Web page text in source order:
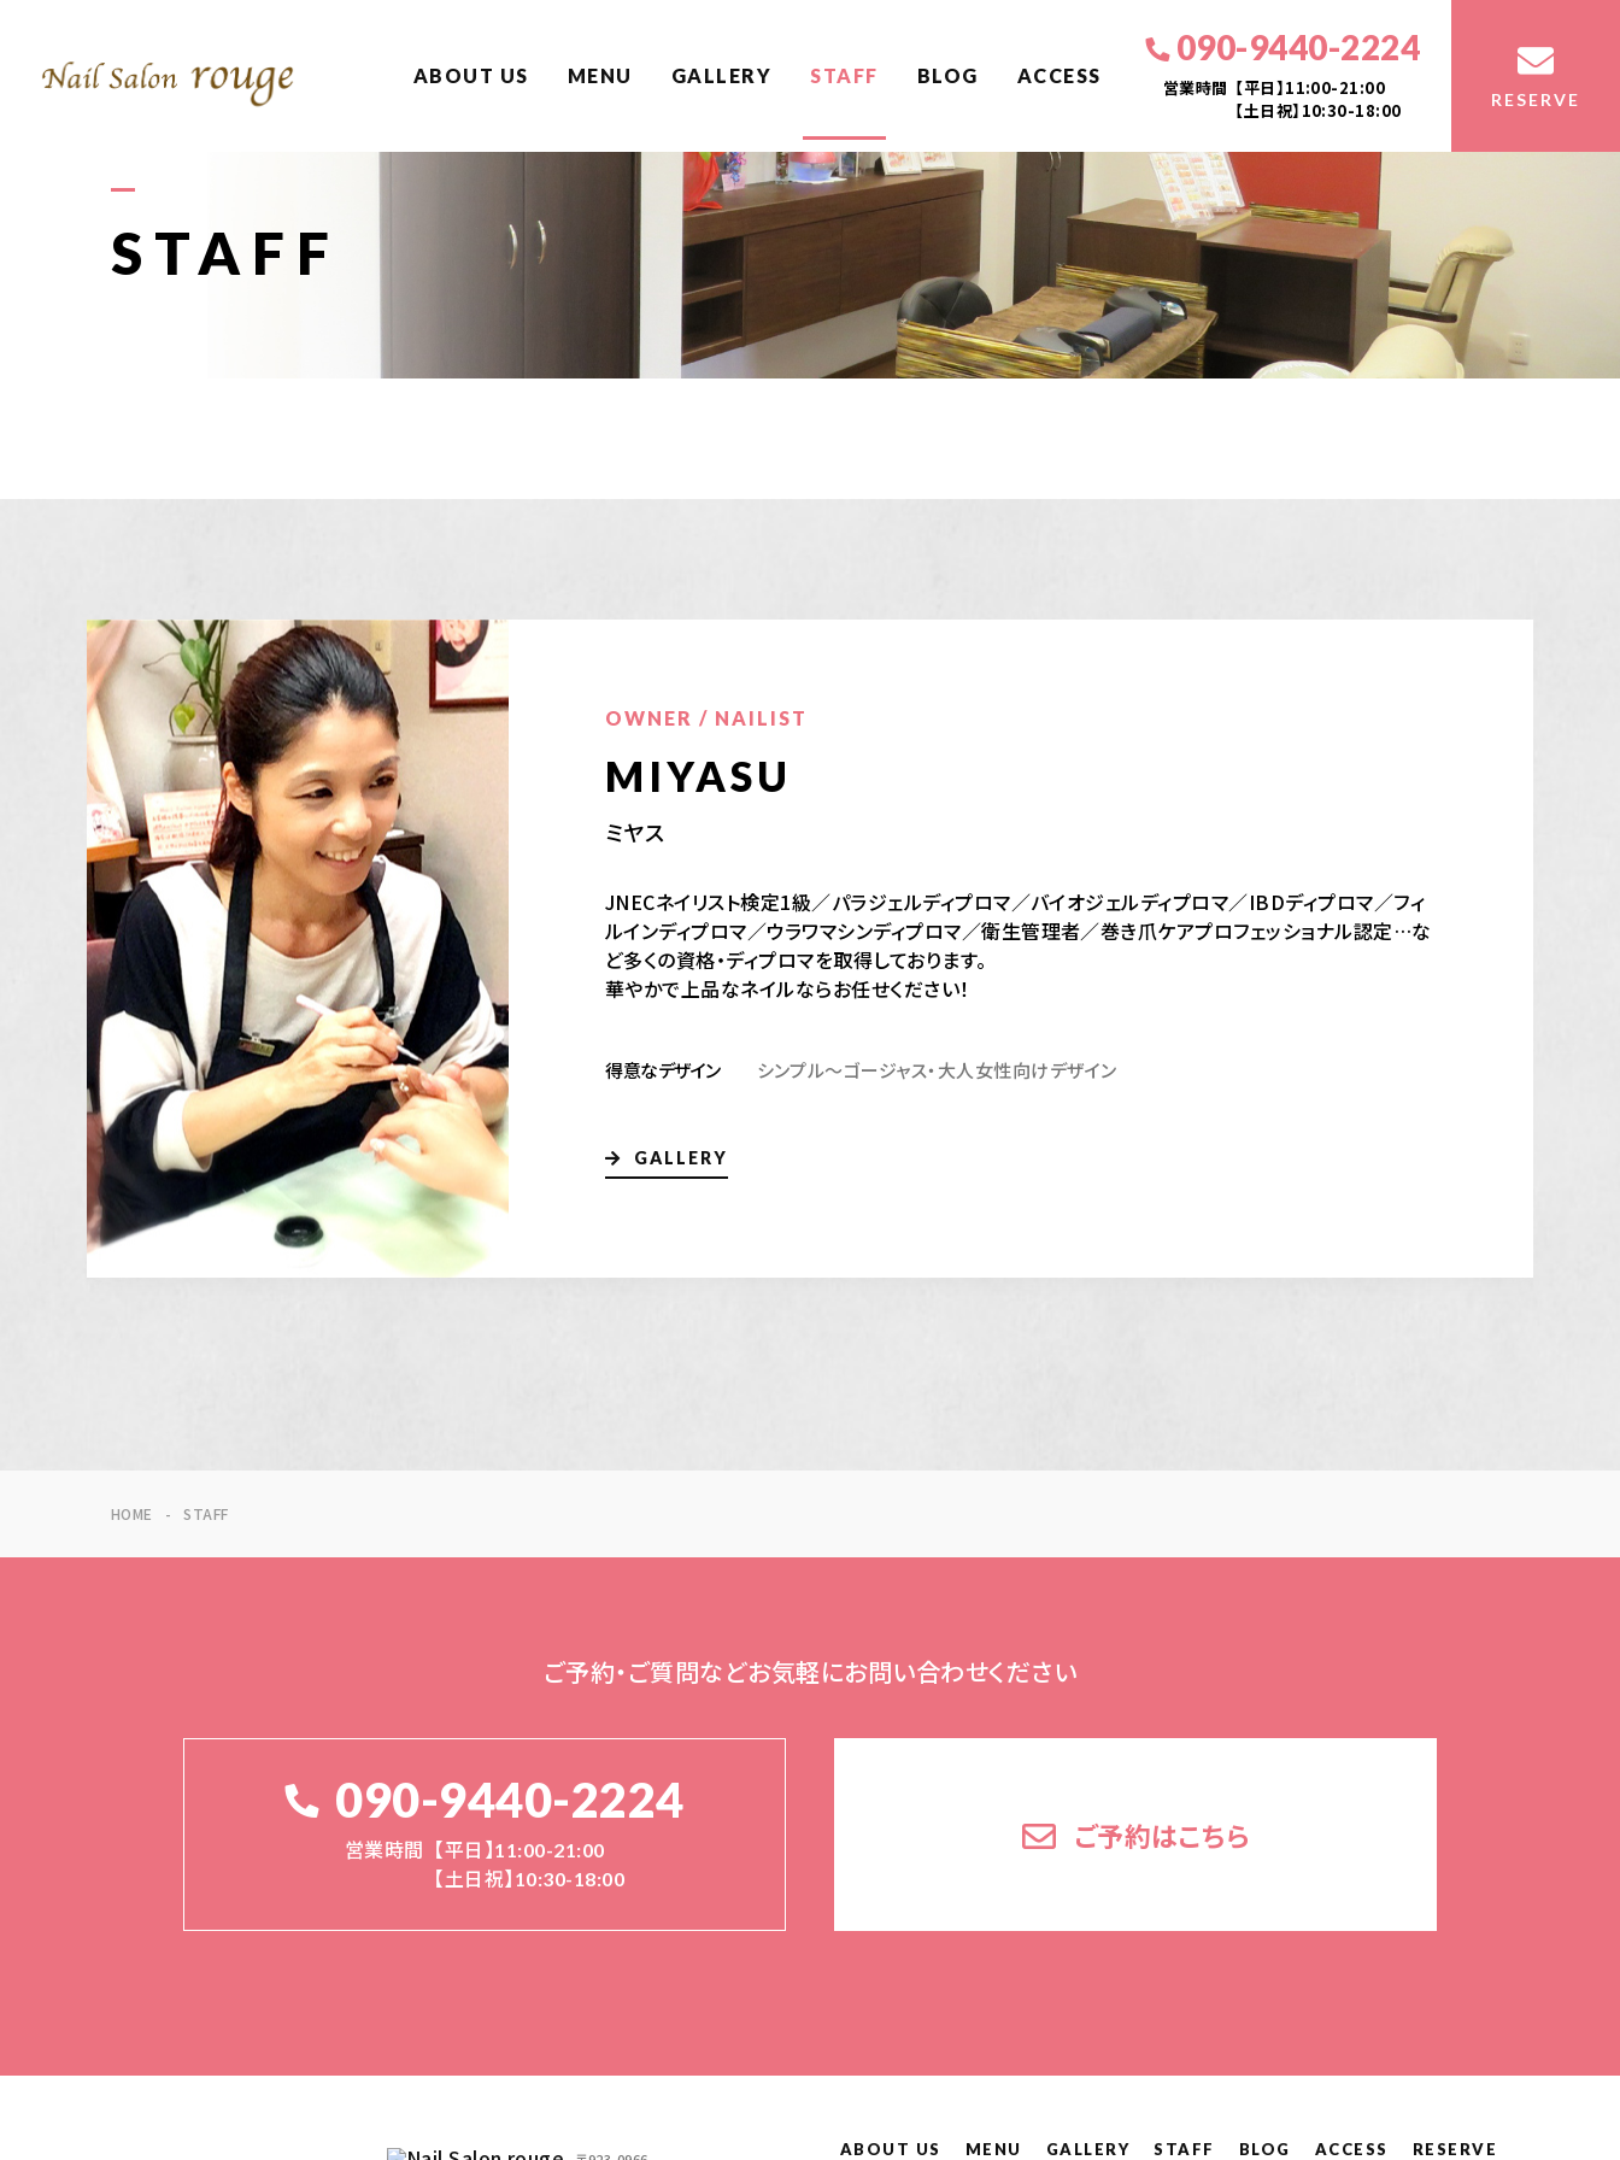
ABOUT US MENU GALLERY STAFF BLOG ACCESS
090-9440-2224
営業時間 【平日】11:00-21:00
【土日祝】10:30-18:00
RESERVE
STAFF
OWNER / NAILIST
MIYASU
ミヤス
JNECネイリスト検定1級／パラジェルディプロマ／バイオジェルディプロマ／IBDディプロマ／フィ
ルインディプロマ／ウラワマシンディプロマ／衛生管理者／巻き爪ケアプロフェッショナル認定…な
ど多くの資格・ディプロマを取得しております。
華やかで上品なネイルならお任せください！
得意なデザイン シンプル～ゴージャス・大人女性向けデザイン
GALLERY
HOME STAFF
ご予約・ご質問などお気軽にお問い合わせください
090-9440-2224
営業時間
【平日】11:00-21:00
【土日祝】10:30-18:00
ご予約はこちら
ABOUT US MENU GALLERY STAFF BLOG ACCESS RESERVE